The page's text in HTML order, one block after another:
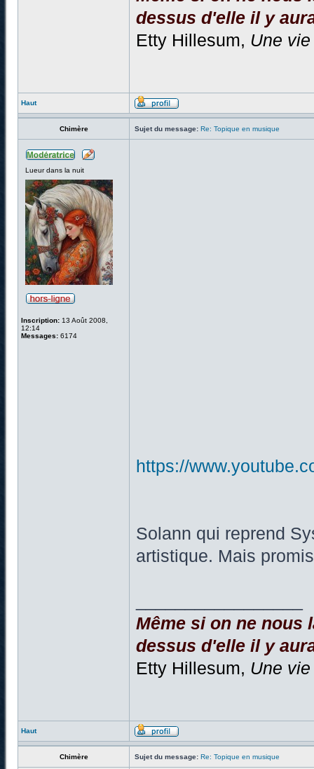
dessus d'elle il y
Etty Hillesum, Une
Haut
Chimère Sujet du message: Re: Topique en musique
Lueur dans la nuit
Inscription: 13 Août 2008,
12:14
Messages: 6174
https://
Solann qui reprend
artistique. Mais
Même si on ne nous
dessus d'elle il y
Etty Hillesum, Une
Haut
Chimère Sujet du message: Re: Topique en musique